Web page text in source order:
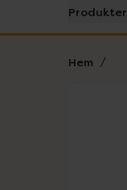
Produkter
Hem